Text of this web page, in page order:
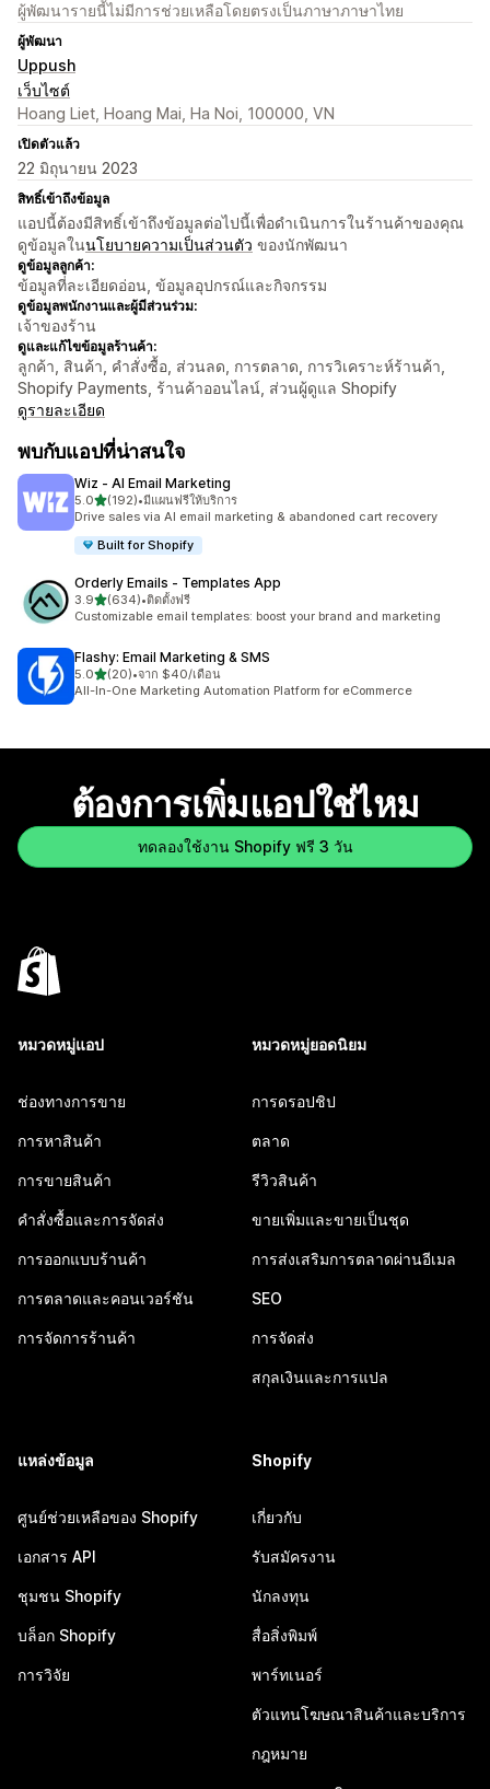
ผู้พัฒนารายนี้ไม่มีการช่วยเหลือโดยตรงเป็นภาษาภาษาไทย
ผู้พัฒนา
Uppush
เว็บไซต์
Hoang Liet, Hoang Mai, Ha Noi, 100000, VN
เปิดตัวแล้ว
22 มิถุนายน 2023
สิทธิ์เข้าถึงข้อมูล
แอปนี้ต้องมีสิทธิ์เข้าถึงข้อมูลต่อไปนี้เพื่อดำเนินการในร้านค้าของคุณ
ดูข้อมูลในนโยบายความเป็นส่วนตัว ของนักพัฒนา
ดูข้อมูลลูกค้า:
ข้อมูลที่ละเอียดอ่อน, ข้อมูลอุปกรณ์และกิจกรรม
ดูข้อมูลพนักงานและผู้มีส่วนร่วม:
เจ้าของร้าน
ดูและแก้ไขข้อมูลร้านค้า:
ลูกค้า, สินค้า, คำสั่งซื้อ, ส่วนลด, การตลาด, การวิเคราะห์ร้านค้า,
Shopify Payments, ร้านค้าออนไลน์, ส่วนผู้ดูแล Shopify
ดูรายละเอียด
พบกับแอปที่น่าสนใจ
Wiz ‑ AI Email Marketing
5.0เต็ม 5 ดาว
(192)
ทั้งหมด 192 รีวิว
•มีแผนฟรีให้บริการ
Drive sales via AI email marketing & abandoned cart recovery
Built for Shopify
Orderly Emails ‑ Templates App
3.9เต็ม 5 ดาว
(634)
ทั้งหมด 634 รีวิว
•ติดตั้งฟรี
Customizable email templates: boost your brand and marketing
Flashy: Email Marketing & SMS
5.0เต็ม 5 ดาว
(20)
ทั้งหมด 20 รีวิว
•จาก $40/เดือน
All-In-One Marketing Automation Platform for eCommerce
ต้องการเพิ่มแอปใช่ไหม
ทดลองใช้งาน Shopify ฟรี 3 วัน
หมวดหมู่แอป
ช่องทางการขาย
การหาสินค้า
การขายสินค้า
คำสั่งซื้อและการจัดส่ง
การออกแบบร้านค้า
การตลาดและคอนเวอร์ชัน
การจัดการร้านค้า
หมวดหมู่ยอดนิยม
การดรอปชิป
ตลาด
รีวิวสินค้า
ขายเพิ่มและขายเป็นชุด
การส่งเสริมการตลาดผ่านอีเมล
SEO
การจัดส่ง
สกุลเงินและการแปล
แหล่งข้อมูล
ศูนย์ช่วยเหลือของ Shopify
เอกสาร API
ชุมชน Shopify
บล็อก Shopify
การวิจัย
Shopify
เกี่ยวกับ
รับสมัครงาน
นักลงทุน
สื่อสิ่งพิมพ์
พาร์ทเนอร์
ตัวแทนโฆษณาสินค้าและบริการ
กฎหมาย